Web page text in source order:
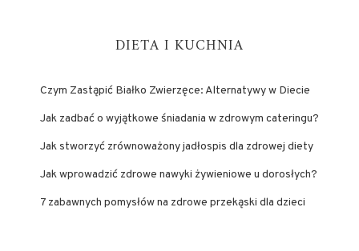
DIETA I KUCHNIA
Czym Zastąpić Białko Zwierzęce: Alternatywy w Diecie
Jak zadbać o wyjątkowe śniadania w zdrowym cateringu?
Jak stworzyć zrównoważony jadłospis dla zdrowej diety
Jak wprowadzić zdrowe nawyki żywieniowe u dorosłych?
7 zabawnych pomysłów na zdrowe przekąski dla dzieci